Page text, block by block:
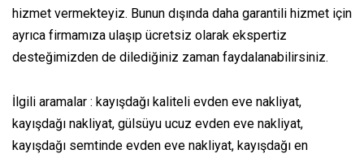
hizmet vermekteyiz. Bunun dışında daha garantili hizmet için
ayrıca firmamıza ulaşıp ücretsiz olarak ekspertiz
desteğimizden de dilediğiniz zaman faydalanabilirsiniz.
İlgili aramalar : kayışdağı kaliteli evden eve nakliyat,
kayışdağı nakliyat, gülsüyu ucuz evden eve nakliyat,
kayışdağı semtinde evden eve nakliyat, kayışdağı en